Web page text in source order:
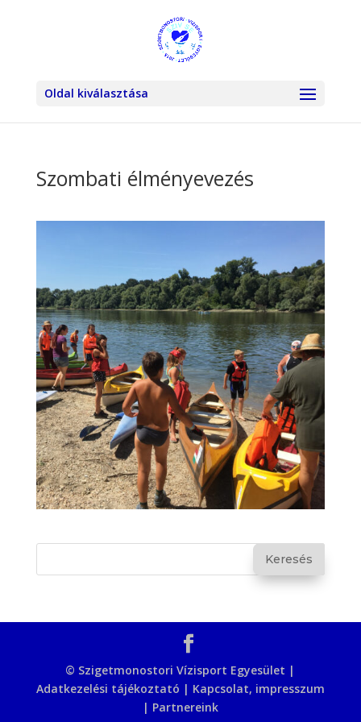
Oldal kiválasztása
Szombati élményevezés
© Szigetmonostori Vízisport Egyesület |
Adatkezelési tájékoztató | Kapcsolat, impresszum
| Partnereink